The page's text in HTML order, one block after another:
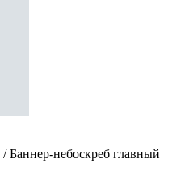
/ Баннер-небоскреб главный